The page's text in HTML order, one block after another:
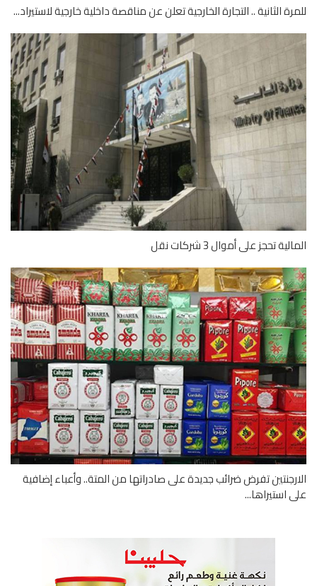
الثانية .. التجارة الخارجية تعلن عن مناقصة داخلية خارجية لاستيراد...
تحجز على أموال 3 شركات نقل
تفرض ضرائب جديدة على صادراتها من المتة.. وأعباء إضافية
استيراها...